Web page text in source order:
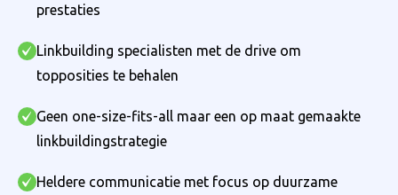
prestaties
Linkbuilding specialisten met de drive om
topposities te behalen
Geen one-size-fits-all maar een op maat gemaakte
linkbuildingstrategie
Heldere communicatie met focus op duurzame